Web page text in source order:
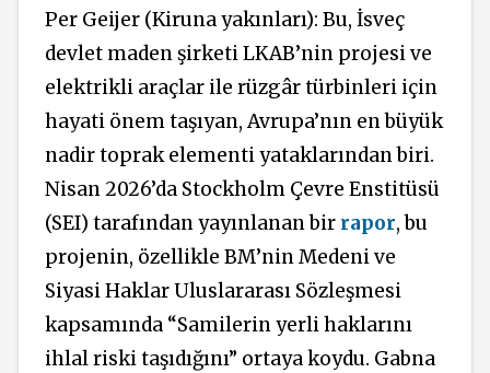
Per Geijer (Kiruna yakınları): Bu, İsveç
devlet maden şirketi LKAB’nin projesi ve
elektrikli araçlar ile rüzgâr türbinleri için
hayati önem taşıyan, Avrupa’nın en büyük
nadir toprak elementi yataklarından biri.
Nisan 2026’da Stockholm Çevre Enstitüsü
(SEI) tarafından yayınlanan bir rapor, bu
projenin, özellikle BM’nin Medeni ve
Siyasi Haklar Uluslararası Sözleşmesi
kapsamında “Samilerin yerli haklarını
ihlal riski taşıdığını” ortaya koydu. Gabna